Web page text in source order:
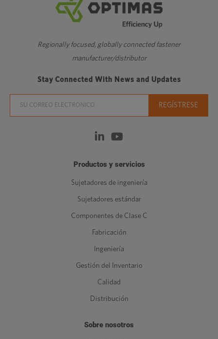
Regionally focused, globally connected fastener
manufacturer/distributor
Stay Connected With News and Updates
Productos y servicios
Sujetadores de ingeniería
Sujetadores estándar
Componentes de Clase C
Fabricación
Ingeniería
Gestión del Inventario
Calidad
Distribución
Sobre nosotros